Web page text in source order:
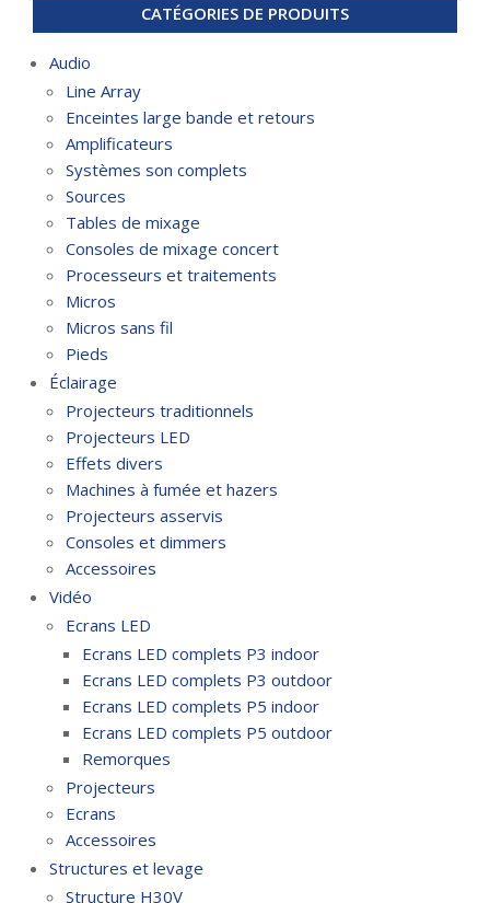
CATÉGORIES DE PRODUITS
Audio
Line Array
Enceintes large bande et retours
Amplificateurs
Systèmes son complets
Sources
Tables de mixage
Consoles de mixage concert
Processeurs et traitements
Micros
Micros sans fil
Pieds
Éclairage
Projecteurs traditionnels
Projecteurs LED
Effets divers
Machines à fumée et hazers
Projecteurs asservis
Consoles et dimmers
Accessoires
Vidéo
Ecrans LED
Ecrans LED complets P3 indoor
Ecrans LED complets P3 outdoor
Ecrans LED complets P5 indoor
Ecrans LED complets P5 outdoor
Remorques
Projecteurs
Ecrans
Accessoires
Structures et levage
Structure H30V